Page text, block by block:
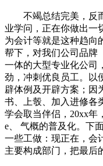
不竭总结完美，反而
业学问，正在你做出一
为会计等就是这种趋向
帮下，对我们公司品牌
一体的大型专业化公司
劲，冲刺优良员工。以
辟体例及开辟方案；因
书、上彀、加入进修各
学会取当伴侣，20xx年
e、 气概的普及化。下
一些工做：现正在，会
主要构成部门，把最后